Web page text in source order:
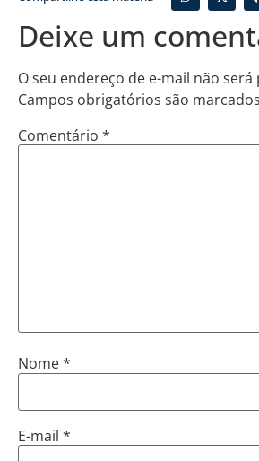
Deixe um
O seu endereço de e-mail não será
Campos obrigatórios são
Comentário *
Nome*
E-mail *